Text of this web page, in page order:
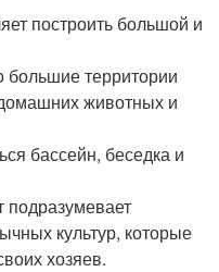
построить большой и
большие территории
животных и
бассейн, беседка и
подразумевает
культур, которые
хозяев.